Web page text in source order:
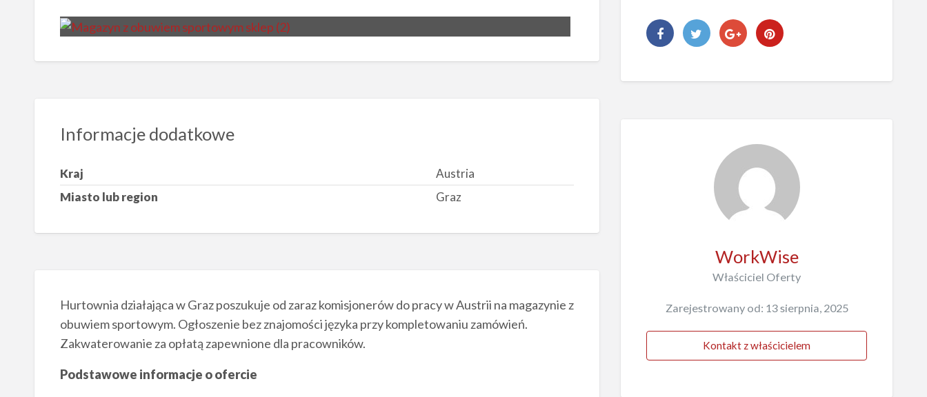
Informacje dodatkowe
Kraj
Austria
Miasto lub region
Graz
Hurtownia działająca w Graz poszukuje od zaraz komisjonerów do pracy w Austrii na magazynie z
obuwiem sportowym. Ogłoszenie bez znajomości języka przy kompletowaniu zamówień.
Zakwaterowanie za opłatą zapewnione dla pracowników.
Podstawowe informacje o ofercie
WorkWise
Właściciel Oferty
Zarejestrowany od: 13 sierpnia, 2025
Kontakt z właścicielem